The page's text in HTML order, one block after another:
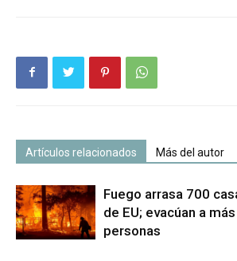
Artículos relacionados Más del autor
Fuego arrasa 700
de EU; evacúan a
personas